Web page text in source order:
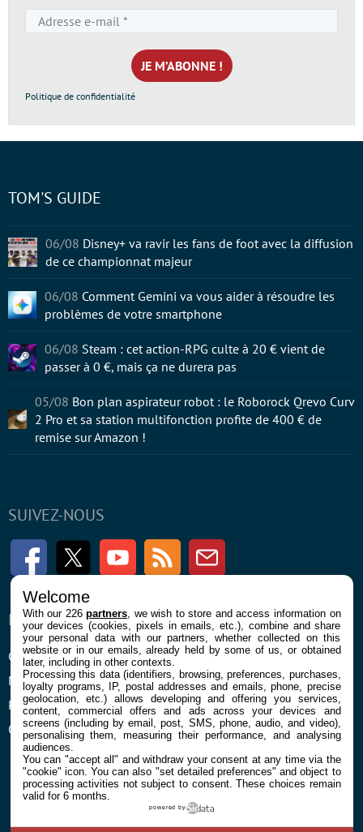
e-
mail
*
Politique de confidentialité
SUIVEZ-NOUS
FacebookTwitter Youtube RSS Newsletter
ENTREPRISE
Confidentialité et Cookies
Mentions légales et CGU
Préférences Cookies
Qui sommes nous
À PROPOS
Contact
TOM'S GUIDE
06/08 Disney+ va ravir les fans de foot avec la diffusion
de ce championnat majeur
06/08 Comment Gemini va vous aider à résoudre les
problèmes de votre smartphone
06/08 Steam : cet action-RPG culte à 20 € vient de
passer à 0 €, mais ça ne durera pas
05/08 Bon plan aspirateur robot : le Roborock Qrevo Curv
2 Pro et sa station multifonction profite de 400 € de
remise sur Amazon !
Welcome
With our 226partners , we wish to store and access information on
your devices (cookies, pixels in emails, etc.), combine and share
your personal data with our partners, whether collected on this
website or in our emails, already held by some of us, or obtained
later, including in other contexts.
Processing this data (identifiers, browsing, preferences, purchases,
loyalty programs, IP, postal addresses and emails, phone, precise
geolocation, etc.) allows developing and offering you services,
content, commercial offers and ads across your devices and
screens (including by email, post, SMS, phone, audio, and video),
personalising them, measuring their performance, and analysing
audiences.
You can "accept all" and withdraw your consent at any time via the
"cookie" icon. You can also "set detailed preferences" and object to
processing activities not subject to consent. These choices remain
valid for 6 months.
powered by